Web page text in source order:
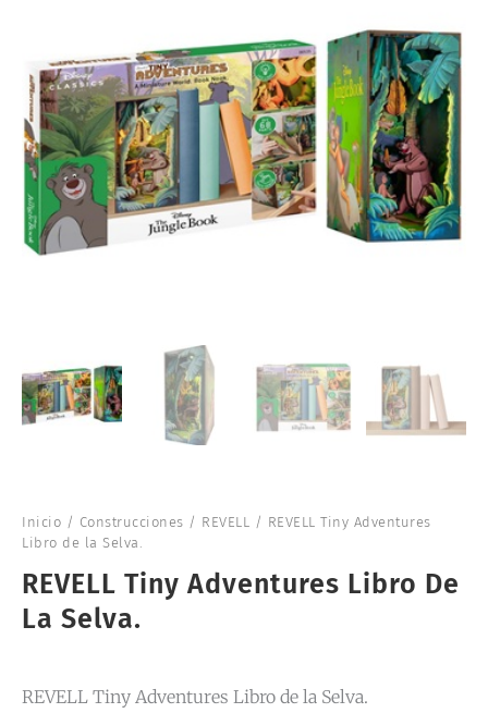
Inicio / Construcciones / REVELL
/ REVELL Tiny Adventures
Libro de la Selva.
REVELL Tiny Adventures Libro De
La Selva.
REVELL Tiny Adventures Libro de la Selva.